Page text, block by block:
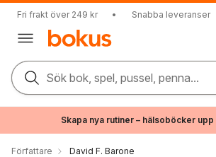
Fri frakt över 249 kr • Snabba leveranser
Sök bok, spel, pussel, penna...
Skapa nya rutiner – hälsoböcker
Författare David F. Barone